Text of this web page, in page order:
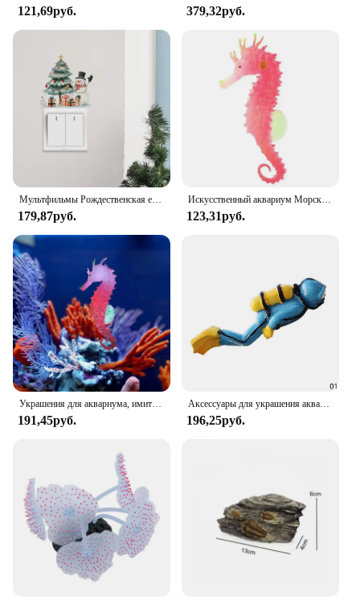
121,69руб. 379,32руб.
179,87руб.
Искусственный аквариум Морская лошадь Гиппокамп Орнамент Аквариум Медуза Декор Новый 1 шт.
123,31руб.
Украшения для аквариума, имитация светящегося в темноте, силиконовый морской конек с присоской, украшения для аквариума и пейзажа
191,45руб.
Аксессуары для украшения аквариума, мини-украшения для людей, растения, камни, декор, черепаха, флуоресцентные цвета для аквариума, светоотражающие
196,25руб.